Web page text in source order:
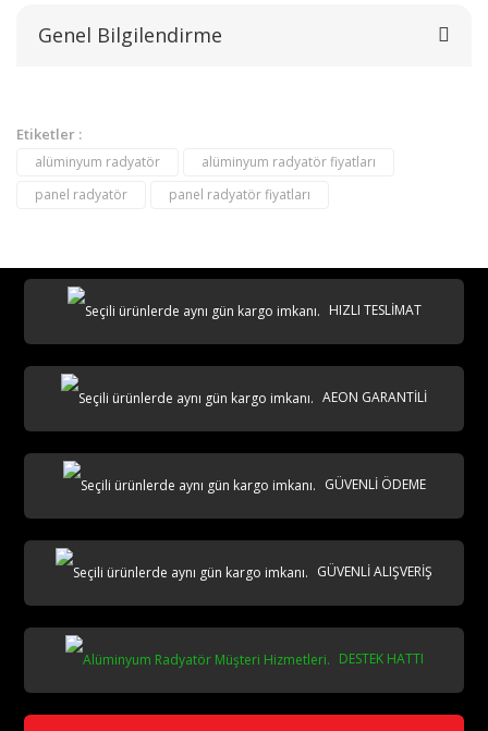
Yorum Yaz
Genel Bilgilendirme
02163040450
AKS
Etiketler :
alüminyum radyatör
alüminyum radyatör fiyatları
panel radyatör
panel radyatör fiyatları
HIZLI TESLİMAT
AEON GARANTİLİ
GÜVENLİ ÖDEME
GÜVENLİ ALIŞVERİŞ
DESTEK HATTI